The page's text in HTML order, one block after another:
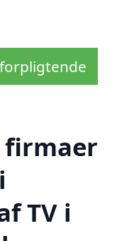
firmaer
TV i